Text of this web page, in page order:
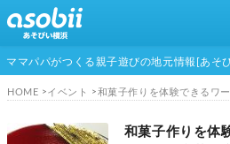
ママパパがつくる親子遊びの地元情報[あそ
HOME イベント
和菓子作りを体